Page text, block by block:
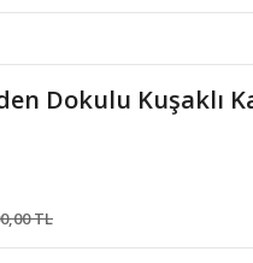
Dokulu Kuşaklı
TL